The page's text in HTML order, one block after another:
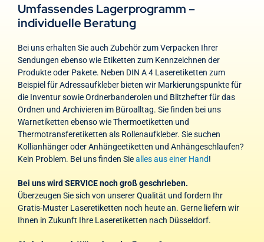
Umfassendes Lagerprogramm –
individuelle Beratung
Bei uns erhalten Sie auch Zubehör zum Verpacken Ihrer
Sendungen ebenso wie Etiketten zum Kennzeichnen der
Produkte oder Pakete. Neben DIN A 4 Laseretiketten zum
Beispiel für Adressaufkleber bieten wir Markierungspunkte für
die Inventur sowie Ordnerbanderolen und Blitzhefter für das
Ordnen und Archivieren im Büroalltag. Sie finden bei uns
Warnetiketten ebenso wie Thermoetiketten und
Thermotransferetiketten als Rollenaufkleber. Sie suchen
Kollianhänger oder Anhängeetiketten und Anhängeschlaufen?
Kein Problem. Bei uns finden Siealles aus einer Hand!
Bei uns wird SERVICE noch groß geschrieben.
Überzeugen Sie sich von unserer Qualität und fordern Ihr
Gratis-Muster Laseretiketten noch heute an. Gerne liefern wir
Ihnen in Zukunft Ihre Laseretiketten nach Düsseldorf.